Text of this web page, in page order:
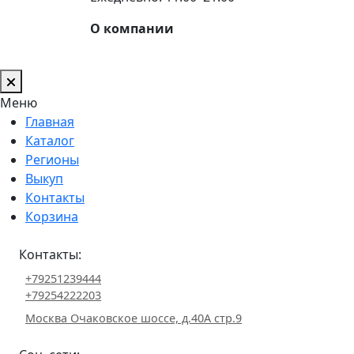
О компании
Меню
Главная
Каталог
Регионы
Выкуп
Контакты
Корзина
Контакты:
+79251239444
+79254222203
Москва Очаковское шоссе, д.40А стр.9